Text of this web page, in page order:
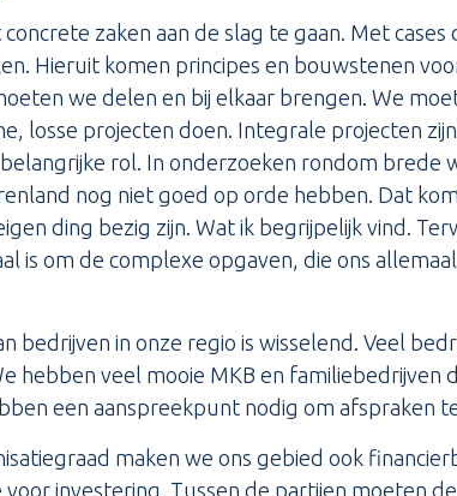
zaken aan de slag te gaan. Met cases
Hieruit komen principes en bouwstenen
we delen en bij elkaar brengen. We
losse projecten doen. Integrale projecten
rol. In onderzoeken rondom brede
nog niet goed op orde hebben. Dat
ding bezig zijn. Wat ik begrijpelijk vind.
is om de complexe opgaven, die ons
bedrijven in onze regio is wisselend. Veel
hebben veel mooie MKB en familiebedrijven
een aanspreekpunt nodig om afspraken
maken we ons gebied ook
investering. Tussen de partijen moeten de